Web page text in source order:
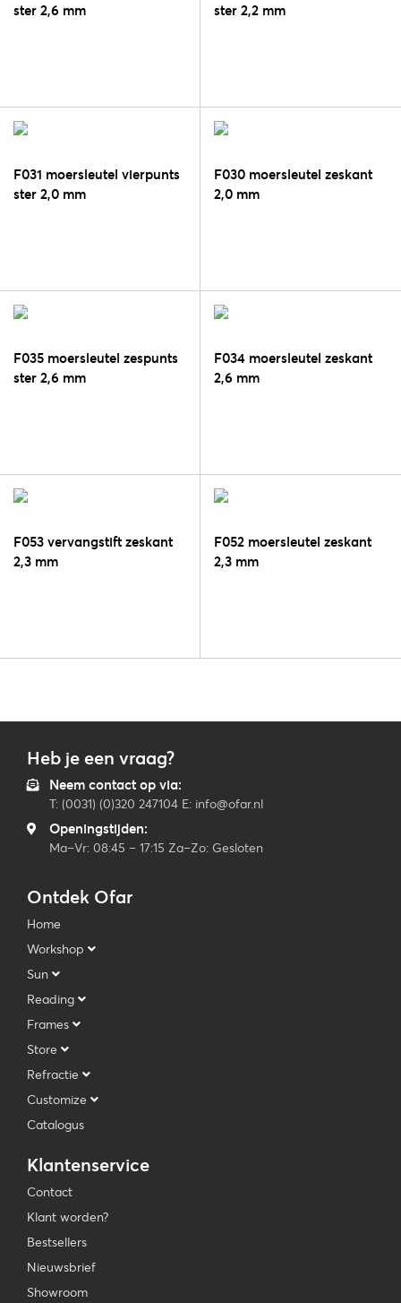
ster 2,6 mm
ster 2,2 mm
F031 moersleutel vierpunts
ster 2,0 mm
F030 moersleutel zeskant
2,0 mm
F035 moersleutel zespunts
ster 2,6 mm
F034 moersleutel zeskant
2,6 mm
F053 vervangstift zeskant
2,3 mm
F052 moersleutel zeskant
2,3 mm
Heb je een vraag?
Neem contact op via:
T: (0031) (0)320 247104 E: info@ofar.nl
Openingstijden:
Ma–Vr: 08:45 – 17:15 Za–Zo: Gesloten
Ontdek Ofar
Home
Workshop
Sun
Reading
Frames
Store
Refractie
Customize
Catalogus
Klantenservice
Contact
Klant worden?
Bestsellers
Nieuwsbrief
Showroom